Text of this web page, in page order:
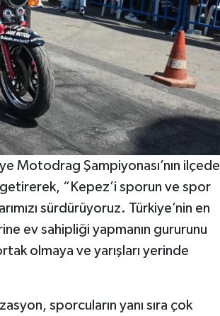
Motodrag Şampiyonası’nın ilçede
“Kepez’i sporun ve spor
sürdürüyoruz. Türkiye’nin en
ev sahipliği yapmanın gururunu
olmaya ve yarışları yerinde
sporcuların yanı sıra çok